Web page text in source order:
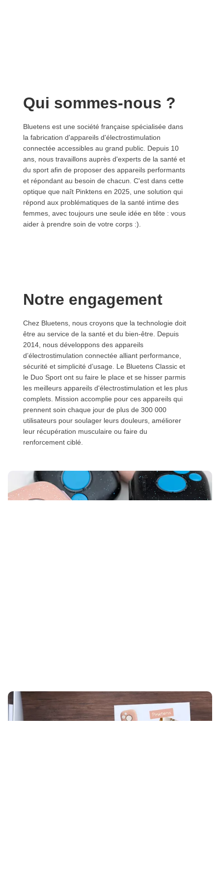
Qui sommes-nous ?
Bluetens est une société française spécialisée dans
la fabrication d'appareils d'électrostimulation
connectée accessibles au grand public. Depuis 10
ans, nous travaillons auprès d'experts de la santé et
du sport afin de proposer des appareils performants
et répondant au besoin de chacun. C'est dans cette
optique que naît Pinktens en 2025, une solution qui
répond aux problématiques de la santé intime des
femmes, avec toujours une seule idée en tête : vous
aider à prendre soin de votre corps :).
Notre engagement
Chez Bluetens, nous croyons que la technologie doit
être au service de la santé et du bien-être. Depuis
2014, nous développons des appareils
d’électrostimulation connectée alliant performance,
sécurité et simplicité d’usage. Le Bluetens Classic et
le Duo Sport ont su faire le place et se hisser parmis
les meilleurs appareils d'électrostimulation et les plus
complets. Mission accomplie pour ces appareils qui
prennent soin chaque jour de plus de 300 000
utilisateurs pour soulager leurs douleurs, améliorer
leur récupération musculaire ou faire du
renforcement ciblé.